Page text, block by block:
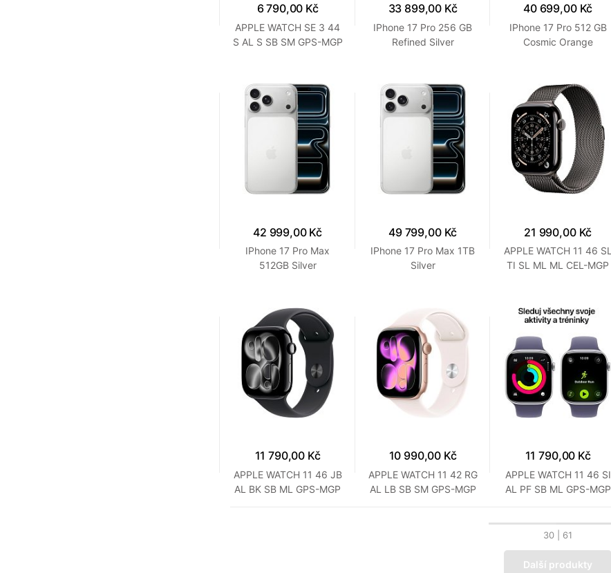
6 790,00 Kč
APPLE WATCH SE 3 44
S AL S SB SM GPS-MGP
33 899,00 Kč
IPhone 17 Pro 256 GB
Refined Silver
40 699,00 Kč
IPhone 17 Pro 512 GB
Cosmic Orange
42 999,00 Kč
IPhone 17 Pro Max
512GB Silver
49 799,00 Kč
IPhone 17 Pro Max 1TB
Silver
21 990,00 Kč
APPLE WATCH 11 46 SL
TI SL ML ML CEL-MGP
11 790,00 Kč
APPLE WATCH 11 46 JB
AL BK SB ML GPS-MGP
10 990,00 Kč
APPLE WATCH 11 42 RG
AL LB SB SM GPS-MGP
11 790,00 Kč
APPLE WATCH 11 46 SI
AL PF SB ML GPS-MGP
30 | 61
Další produkty